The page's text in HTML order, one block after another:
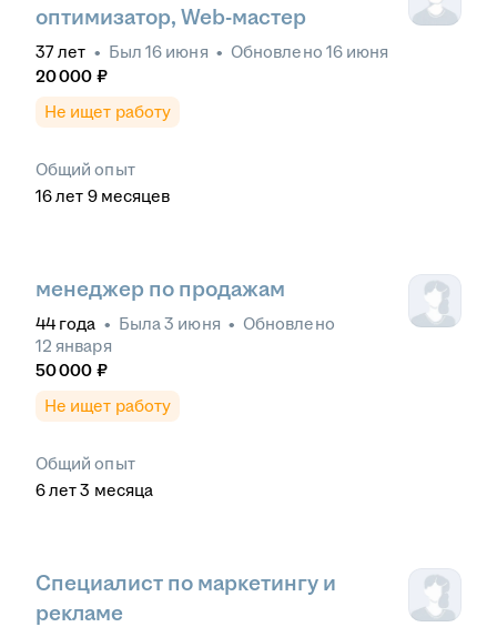
оптимизатор, Web-мастер
37лет • Был 16 июня • Обновлено 16 июня
20 000 ₽
Не ищет работу
Общий опыт
16лет 9 месяцев
менеджер по продажам
44 года • Была3 июня • Обновлено
12 января
50 000 ₽
Не ищет работу
Общий опыт
6лет 3 месяца
Специалист по маркетингу и
рекламе